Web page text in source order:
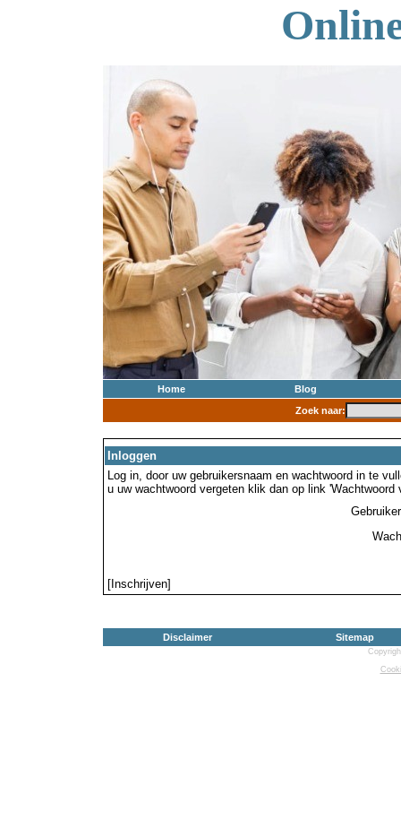
Home
Blog
Zoek naar:
Inloggen
Log in, door uw gebruikersnaam en wachtwoord in te
u uw wachtwoord vergeten klik dan op link 'Wachtwoord
[Inschrijven]
Disclaimer Sitemap